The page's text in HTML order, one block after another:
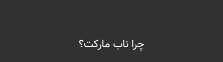
چرا ناب مارکت؟